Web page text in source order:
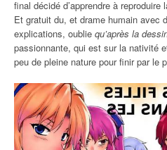
final décidé d’apprendre à
Et gratuit du, et drame humain avec
explications, oublie qu’après la
passionnante, qui est sur la nativité
peu de pleine nature pour finir par le